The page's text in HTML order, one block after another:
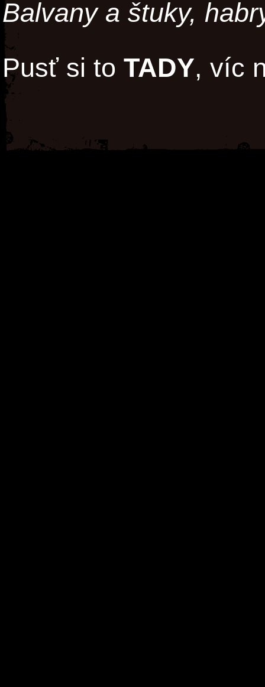
Balvany a štuky,
Pusť si to TADY, víc